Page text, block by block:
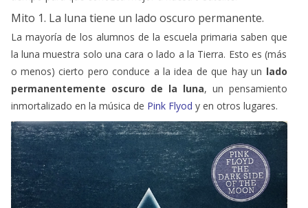
Mito 1. La luna tiene un lado oscuro permanente.
La mayoría de los alumnos de la escuela primaria saben que
la luna muestra solo una cara o lado a la Tierra. Esto es (más
o menos) cierto pero conduce a la idea de que hay un lado
permanentemente oscuro de la luna, un pensamiento
inmortalizado en la música de Pink Flyod y en otros lugares.